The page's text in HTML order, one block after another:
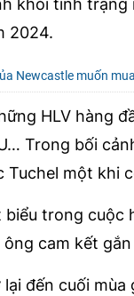
khỏi tình
2024.
Newcastle muốn
HLV hàng
Trong bối
Tuchel một khi
trong cuộc
cam kết
lại đến cuối